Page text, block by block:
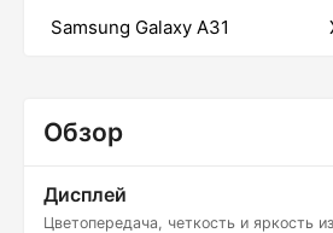
Samsung Galaxy A31
Обзор
Дисплей
Цветопередача, четкость и яркость